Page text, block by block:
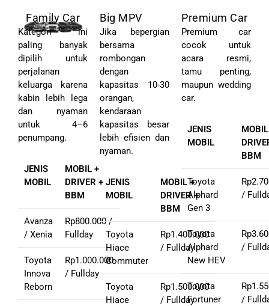
Family Car
Kategori ini
paling banyak
dipilih untuk
perjalanan
keluarga karena
kabin lebih lega
dan nyaman
untuk 4–6
penumpang.
JENIS
MOBIL
MOBIL +
DRIVER +
BBM
Avanza
/ Xenia
Rp800.000 /
Fullday
Toyota
Innova
Reborn
Rp1.000.000
/ Fullday
Big MPV
Jika bepergian
bersama
rombongan
dengan
kapasitas 10-30
orangan,
kendaraan
kapasitas besar
lebih efisien dan
nyaman.
JENIS
MOBIL
MOBIL +
DRIVER +
BBM
Toyota
Hiace
Commuter
Rp1.400.000
/ Fullday
Toyota
Hiace
Rp1.500.000
/ Fullday
Premium Car
Premium car
cocok untuk
acara resmi,
tamu penting,
maupun wedding
car.
JENIS
MOBIL
BBM
Toyota
Alphard
Gen 3
/
Toyota
Alphard
New HEV
/
Toyota
Fortuner
/